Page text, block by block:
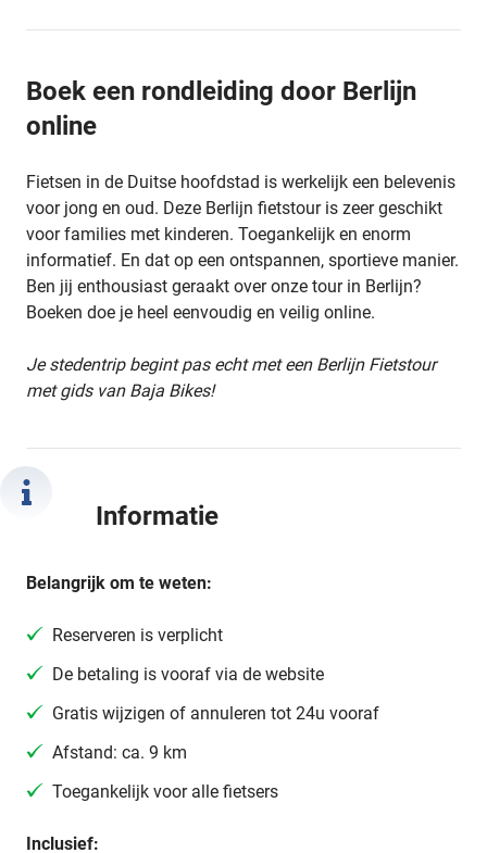
Boek een rondleiding door Berlijn
online
Fietsen in de Duitse hoofdstad is werkelijk een belevenis
voor jong en oud. Deze Berlijn fietstour is zeer geschikt
voor families met kinderen. Toegankelijk en enorm
informatief. En dat op een ontspannen, sportieve manier.
Ben jij enthousiast geraakt over onze tour in Berlijn?
Boeken doe je heel eenvoudig en veilig online.
Je stedentrip begint pas echt met een Berlijn Fietstour
met gids van Baja Bikes!
Informatie
Belangrijk om te weten:
Reserveren is verplicht
De betaling is vooraf via de website
Gratis wijzigen of annuleren tot 24u vooraf
Afstand: ca. 9 km
Toegankelijk voor alle fietsers
Inclusief: